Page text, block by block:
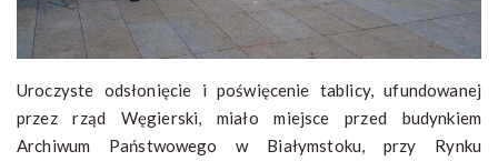
Uroczyste odsłonięcie i poświęcenie tablicy, ufundowanej
przez rząd Węgierski, miało miejsce przed budynkiem
Archiwum Państwowego w Białymstoku, przy Rynku